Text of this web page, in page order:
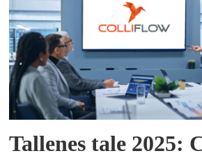
Tallenes tale 2025: